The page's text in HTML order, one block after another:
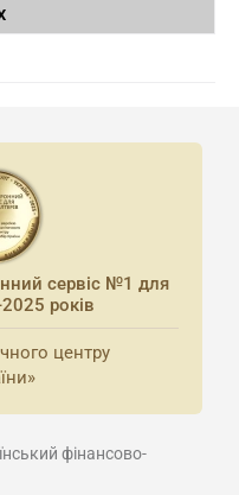
сервіс №1 для
років
центру
фінансово-